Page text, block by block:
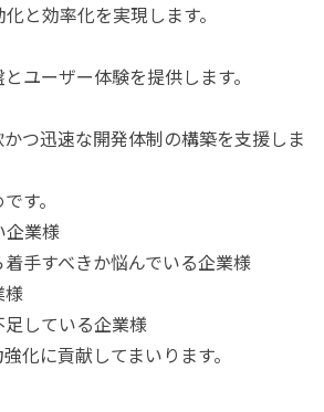
と効率化を実現します。
ユーザー体験を提供します。
つ迅速な開発体制の構築を支援しま
す。
企業様
手すべきか悩んでいる企業様
様
足している企業様
化に貢献してまいります。